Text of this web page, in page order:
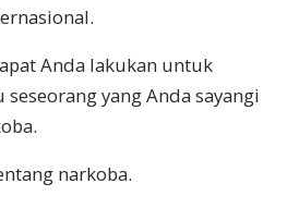
Anda lakukan untuk
yang Anda sayangi
narkoba.